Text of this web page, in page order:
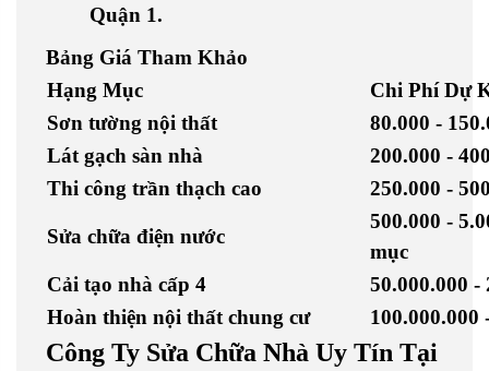
Quận 1.
Bảng Giá Tham Khảo
Hạng Mục
Chi Phí Dự
Sơn tường nội thất
80.000 -
Lát gạch sàn nhà
200.000 -
Thi công trần thạch cao
250.000 -
Sửa chữa điện nước
500.000 -
mục
Cải tạo nhà cấp 4
50.000.000
Hoàn thiện nội thất chung cư
Công Ty Sửa Chữa Nhà Uy Tín Tại